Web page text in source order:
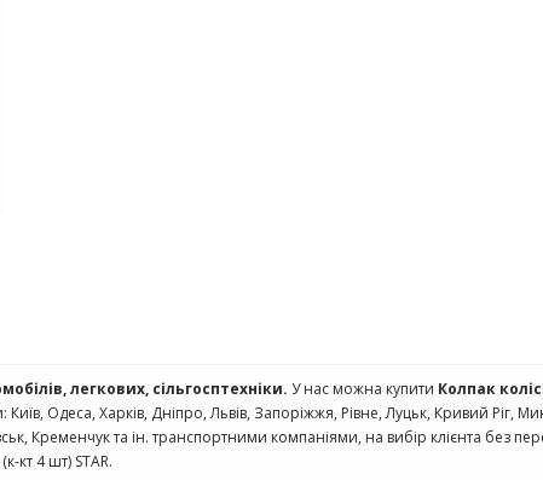
легкових, сільгосптехніки. У нас можна купити Колпак
Київ, Одеса, Харків, Дніпро, Львів, Запоріжжя, Рівне, Луцьк, Кривий Ріг,
Кременчук та ін. транспортними компаніями, на вибір клієнта без
кт 4 шт) STAR.